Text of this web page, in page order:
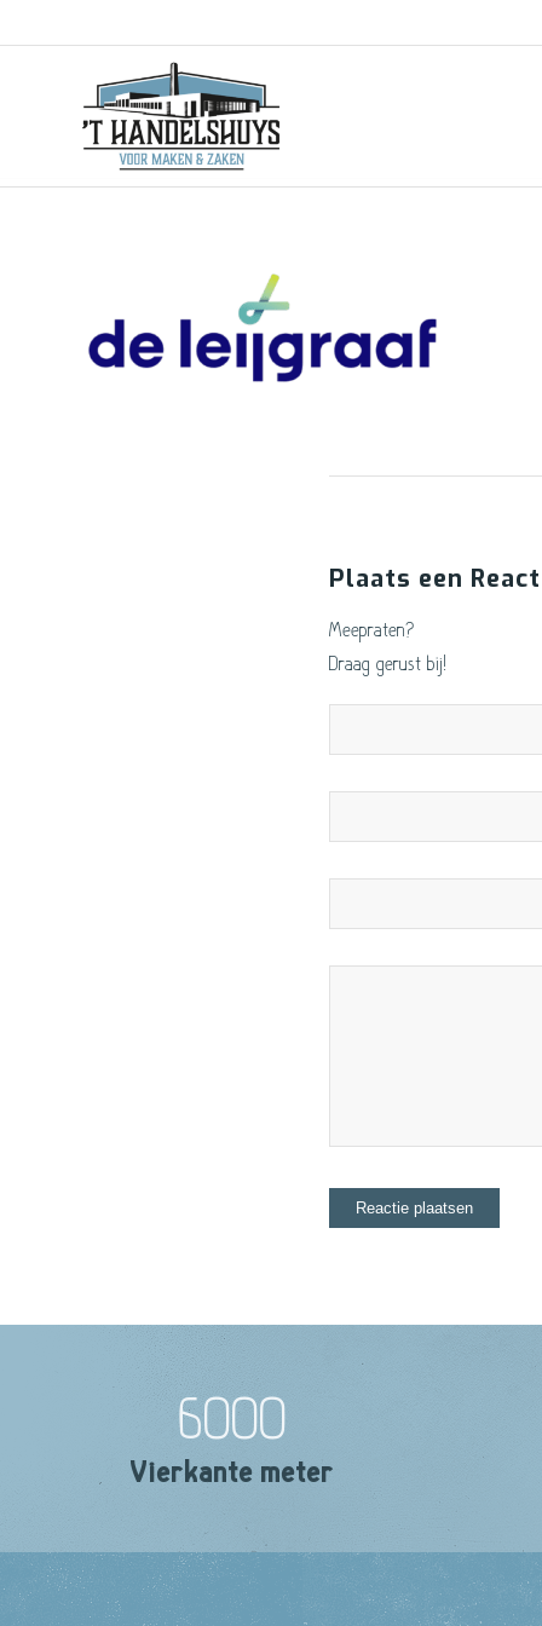
Plaats een
Meepraten?
Draag gerust bij!
6000
Vierkante meter